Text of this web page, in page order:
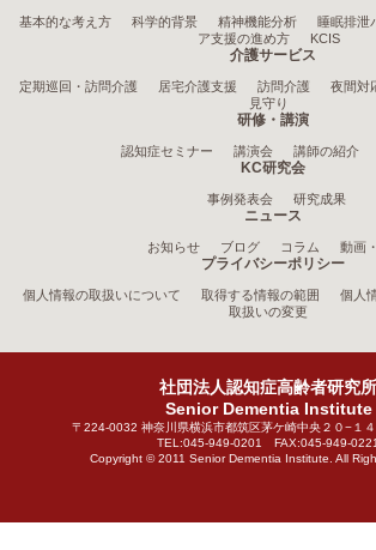
基本的な考え方 科学的背景 精神機能分析 睡眠排泄
ア支援の進め方
KCIS
介護サービス
定期巡回・訪問介護 居宅介護支援 訪問介護 夜間対
見守り
研修・講演
認知症セミナー 講演会 講師の紹介
KC研究会
事例発表会 研究成果
ニュース
お知らせ ブログ コラム 動画
プライバシーポリシー
個人情報の取扱いについて 取得する情報の範囲 個人
取扱いの変更
社団法人認知症高齢者研究所
Senior Dementia Institute
〒224-0032 神奈川県横浜市都筑区茅ケ崎中央２０−１
TEL:045-949-0201 FAX:045-949-0221
Copyright © 2011 Senior Dementia Institute. All